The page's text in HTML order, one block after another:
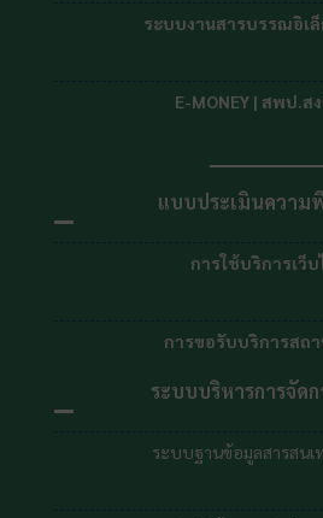
ระบบงานสารบรรณอิเ
E-MONEY | สพป.ส
แบบประเมินความ
การใช้บริการเว็
การขอรับบริการสถ
ระบบบริหารการจัด
ระบบฐานข้อมูลสารสนเ